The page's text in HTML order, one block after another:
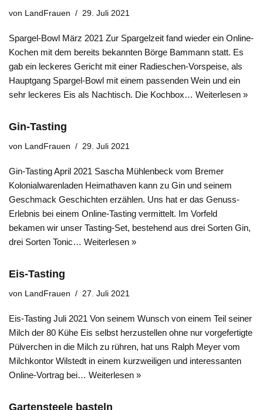
von LandFrauen 29. Juli 2021
Spargel-Bowl März 2021 Zur Spargelzeit fand wieder ein Online-
Kochen mit dem bereits bekannten Börge Bammann statt. Es
gab ein leckeres Gericht mit einer Radieschen-Vorspeise, als
Hauptgang Spargel-Bowl mit einem passenden Wein und ein
sehr leckeres Eis als Nachtisch. Die Kochbox… Weiterlesen »
Gin-Tasting
von LandFrauen 29. Juli 2021
Gin-Tasting April 2021 Sascha Mühlenbeck vom Bremer
Kolonialwarenladen Heimathaven kann zu Gin und seinem
Geschmack Geschichten erzählen. Uns hat er das Genuss-
Erlebnis bei einem Online-Tasting vermittelt. Im Vorfeld
bekamen wir unser Tasting-Set, bestehend aus drei Sorten Gin,
drei Sorten Tonic… Weiterlesen »
Eis-Tasting
von LandFrauen 27. Juli 2021
Eis-Tasting Juli 2021 Von seinem Wunsch von einem Teil seiner
Milch der 80 Kühe Eis selbst herzustellen ohne nur vorgefertigte
Pülverchen in die Milch zu rühren, hat uns Ralph Meyer vom
Milchkontor Wilstedt in einem kurzweiligen und interessanten
Online-Vortrag bei… Weiterlesen »
Gartensteele basteln